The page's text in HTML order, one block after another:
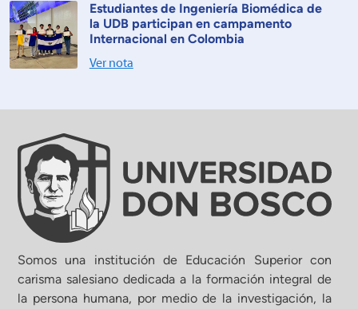
Estudiantes de Ingeniería Biomédica de
la UDB participan en campamento
Internacional en Colombia
Ver nota
Somos una institución de Educación Superior con
carisma salesiano dedicada a la formación integral de
la persona humana, por medio de la investigación, la